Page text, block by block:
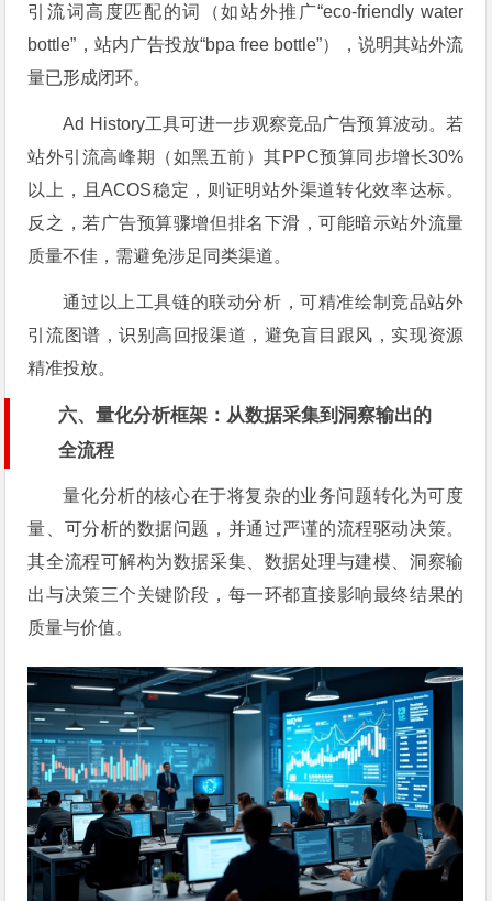
引流词高度匹配的词（如站外推广“eco-friendly water
bottle”，站内广告投放“bpa free bottle”），说明其站外流
量已形成闭环。
Ad History工具可进一步观察竞品广告预算波动。若
站外引流高峰期（如黑五前）其PPC预算同步增长30%
以上，且ACOS稳定，则证明站外渠道转化效率达标。
反之，若广告预算骤增但排名下滑，可能暗示站外流量
质量不佳，需避免涉足同类渠道。
通过以上工具链的联动分析，可精准绘制竞品站外
引流图谱，识别高回报渠道，避免盲目跟风，实现资源
精准投放。
六、量化分析框架：从数据采集到洞察输出的
全流程
量化分析的核心在于将复杂的业务问题转化为可度
量、可分析的数据问题，并通过严谨的流程驱动决策。
其全流程可解构为数据采集、数据处理与建模、洞察输
出与决策三个关键阶段，每一环都直接影响最终结果的
质量与价值。